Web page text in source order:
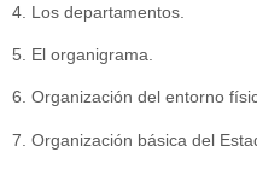
4. Los departamentos.
5. El organigrama.
6. Organización del entorno
7. Organización básica del